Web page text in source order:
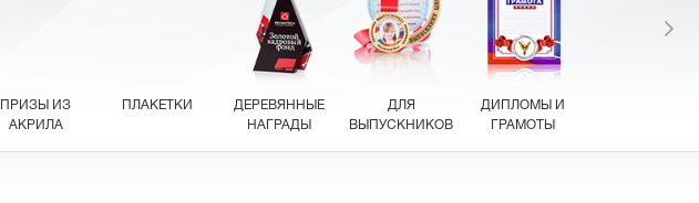
ПРИЗЫ ИЗ
АКРИЛА
ПЛАКЕТКИ
ДЕРЕВЯННЫЕ
НАГРАДЫ
ДЛЯ
ВЫПУСКНИКОВ
ДИПЛОМЫ И
ГРАМОТЫ